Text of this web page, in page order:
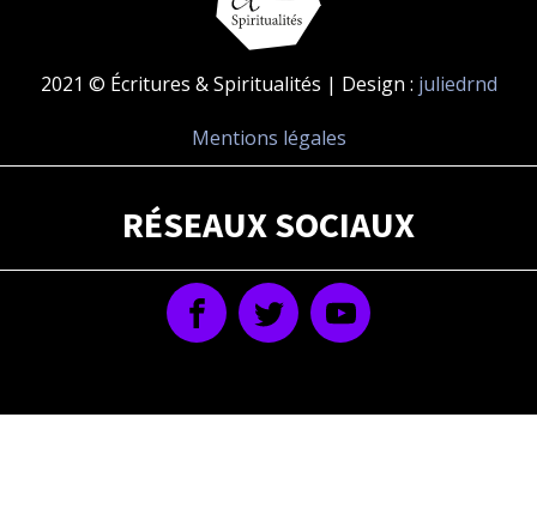
2021 © Écritures & Spiritualités | Design : juliedrnd
Mentions légales
RÉSEAUX SOCIAUX